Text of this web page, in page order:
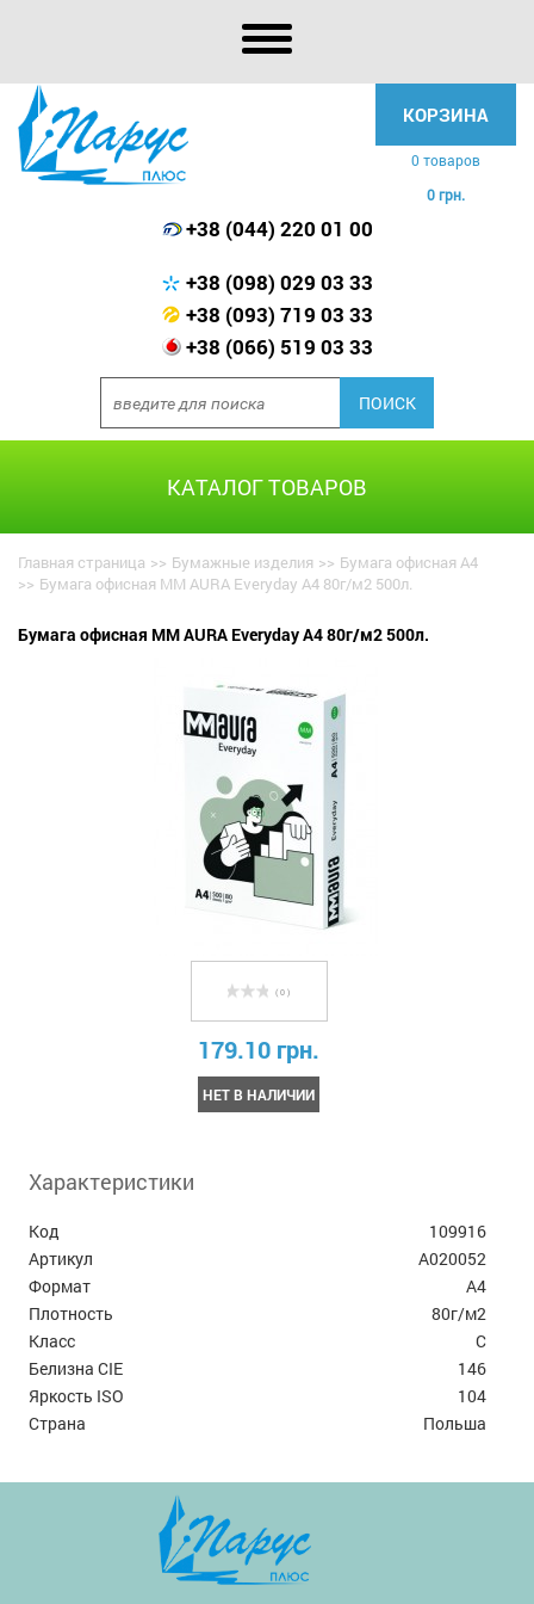
КОРЗИНА
0 товаров
0 грн.
+38 (044) 220 01 00
+38 (098) 029 03 33
+38 (093) 719 03 33
+38 (066) 519 03 33
КАТАЛОГ ТОВАРОВ
Главная страница >> Бумажные изделия >> Бумага офисная А4
>> Бумага офисная MM AURA Everyday А4 80г/м2 500л.
Бумага офисная MM AURA Everyday А4 80г/м2 500л.
( 0 )
179.10 грн.
НЕТ В НАЛИЧИИ
Характеристики
Код
109916
Артикул
А020052
Формат
А4
Плотность
80г/м2
Класс
C
Белизна CIE
146
Яркость ISO
104
Страна
Польша